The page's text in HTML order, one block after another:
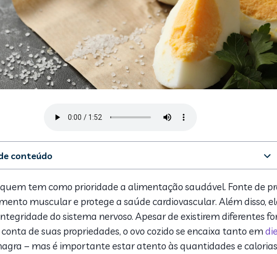
conteúdo
calorias tem um ovo cozido?
ovos posso comer por dia?
ovo cozido
tem como prioridade a alimentação saudável. Fonte de
muscular e protege a saúde cardiovascular. Além disso,
do sistema nervoso. Apesar de existirem diferentes
de suas propriedades, o ovo cozido se encaixa tanto em
– mas é importante estar atento às quantidades e